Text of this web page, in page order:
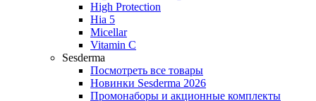
High Protection
Hia 5
Micellar
Vitamin C
Sesderma
Посмотреть все товары
Новинки Sesderma 2026
Промонаборы и акционные комплекты